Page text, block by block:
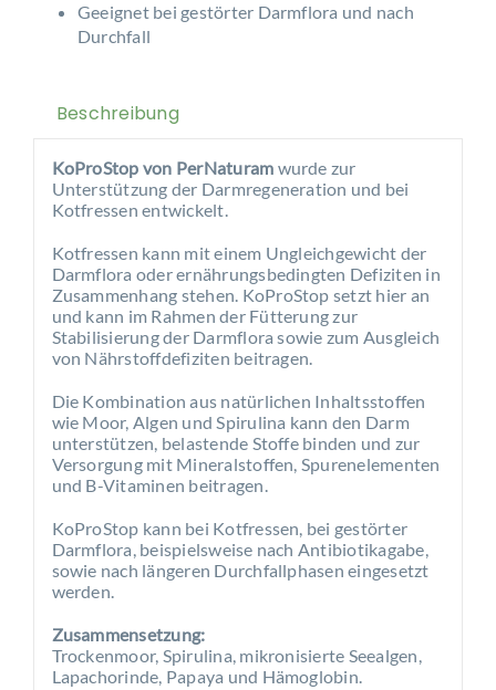
Geeignet bei gestörter Darmflora und nach
Durchfall
Beschreibung
KoProStop von PerNaturam wurde zur
Unterstützung der Darmregeneration und bei
Kotfressen entwickelt.
Kotfressen kann mit einem Ungleichgewicht der
Darmflora oder ernährungsbedingten Defiziten in
Zusammenhang stehen. KoProStop setzt hier an
und kann im Rahmen der Fütterung zur
Stabilisierung der Darmflora sowie zum Ausgleich
von Nährstoffdefiziten beitragen.
Die Kombination aus natürlichen Inhaltsstoffen
wie Moor, Algen und Spirulina kann den Darm
unterstützen, belastende Stoffe binden und zur
Versorgung mit Mineralstoffen, Spurenelementen
und B-Vitaminen beitragen.
KoProStop kann bei Kotfressen, bei gestörter
Darmflora, beispielsweise nach Antibiotikagabe,
sowie nach längeren Durchfallphasen eingesetzt
werden.
Zusammensetzung:
Trockenmoor, Spirulina, mikronisierte Seealgen,
Lapachorinde, Papaya und Hämoglobin.